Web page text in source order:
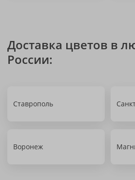
Доставка цветов в
России:
Ставрополь
Воронеж